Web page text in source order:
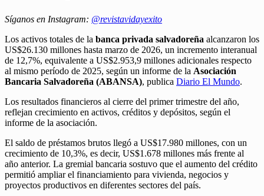
Síganos en Instagram: @revistavidayexito
Los activos totales de la banca privada salvadoreña alcanzaron los
US$26.130 millones hasta marzo de 2026, un incremento interanual
de 12,7%, equivalente a US$2.953,9 millones adicionales respecto
al mismo período de 2025, según un informe de la Asociación
Bancaria Salvadoreña (ABANSA), publica Diario El Mundo.
Los resultados financieros al cierre del primer trimestre del año,
reflejan crecimiento en activos, créditos y depósitos, según el
informe de la asociación.
El saldo de préstamos brutos llegó a US$17.980 millones, con un
crecimiento de 10,3%, es decir, US$1.678 millones más frente al
año anterior. La gremial bancaria sostuvo que el aumento del crédito
permitió ampliar el financiamiento para vivienda, negocios y
proyectos productivos en diferentes sectores del país.